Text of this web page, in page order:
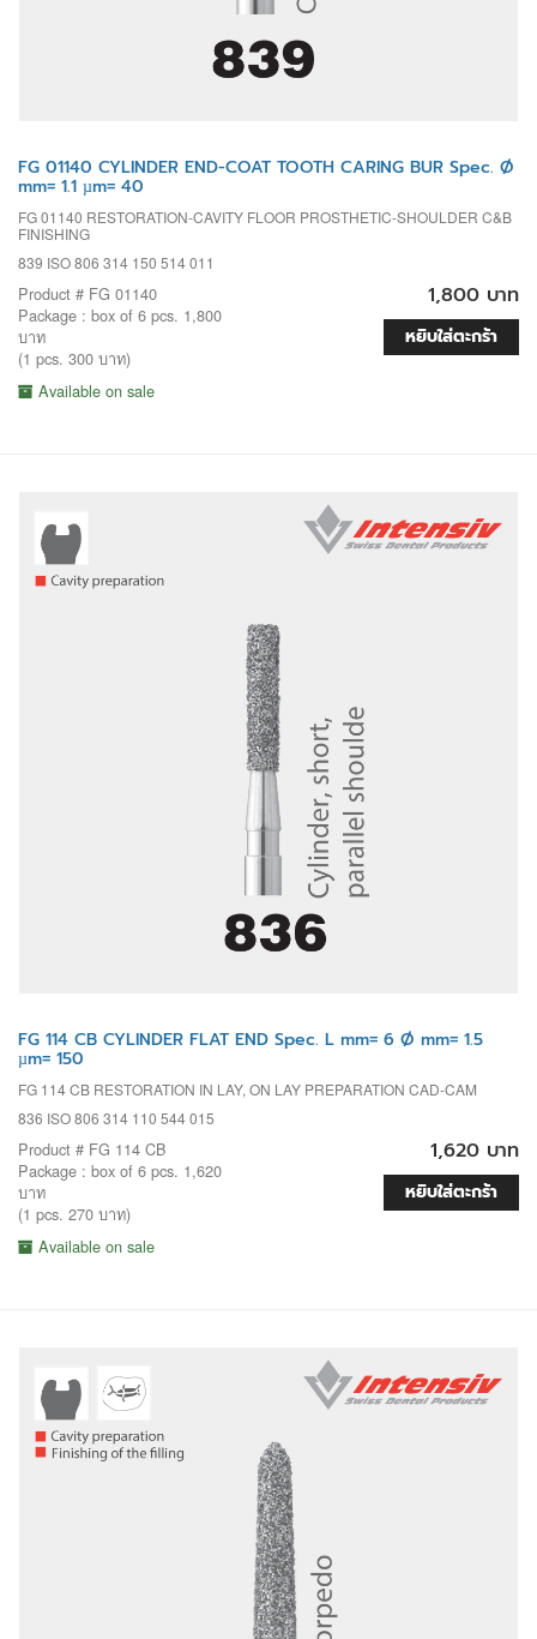
FG 01140 CYLINDER END-COAT TOOTH CARING BUR Spec. Ø
mm= 1.1 µm= 40
FG 01140 RESTORATION-CAVITY FLOOR PROSTHETIC-SHOULDER C&B
FINISHING
839 ISO 806 314 150 514 011
Product # FG 01140
Package : box of 6 pcs. 1,800
บาท
(1 pcs. 300 บาท)
Available on sale
1,800 บาท
หยิบใส่ตะกร้า
FG 114 CB CYLINDER FLAT END Spec. L mm= 6 Ø mm= 1.5
µm= 150
FG 114 CB RESTORATION IN LAY, ON LAY PREPARATION CAD-CAM
836 ISO 806 314 110 544 015
Product # FG 114 CB
Package : box of 6 pcs. 1,620
บาท
(1 pcs. 270 บาท)
Available on sale
1,620 บาท
หยิบใส่ตะกร้า